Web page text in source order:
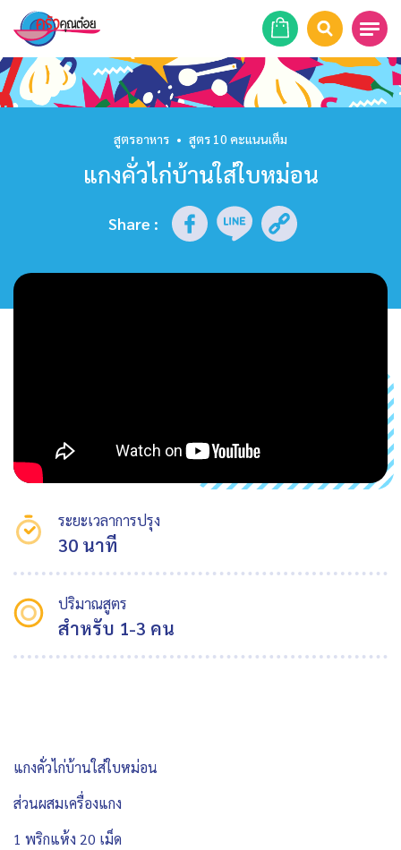
หน้าแรก
ร้านอาหาร
รายการย้อนหลัง
สูตรอาหาร • สูตร 10 คะแนนเต็ม
แกงคั่วไก่บ้านใส่ใบหม่อน
Share :
ระยะเวลาการปรุง
30 นาที
ปริมาณสูตร
สำหรับ 1-3 คน
แกงคั่วไก่บ้านใส่ใบหม่อน
ส่วนผสมเครื่องแกง
1 พริกแห้ง 20 เม็ด